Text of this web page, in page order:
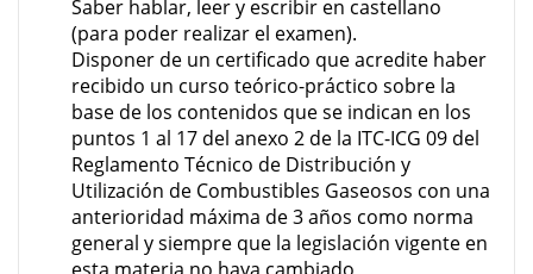
Saber hablar, leer y escribir en castellano
(para poder realizar el examen).
Disponer de un certificado que acredite haber
recibido un curso teórico-práctico sobre la
base de los contenidos que se indican en los
puntos 1 al 17 del anexo 2 de la ITC-ICG 09 del
Reglamento Técnico de Distribución y
Utilización de Combustibles Gaseosos con una
anterioridad máxima de 3 años como norma
general y siempre que la legislación vigente en